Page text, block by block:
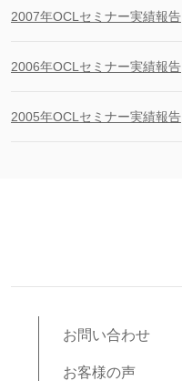
2007年OCLセミナー実績報告
2006年OCLセミナー実績報告
2005年OCLセミナー実績報告
お問い合わせ
お客様の声